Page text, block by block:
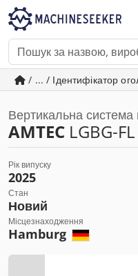
/ ... / Ідентифікатор
Вертикальна
AMTEC LGBG-
Рік випуску
2025
Стан
Новий
Місцезнаходження
Hamburg